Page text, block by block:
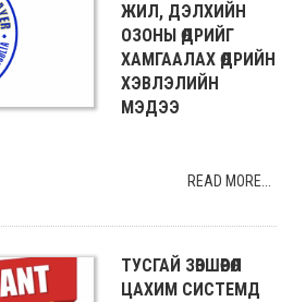
ЖИЛ, ДЭЛХИЙН
ОЗОНЫ ӨДРИЙГ
ХАМГААЛАХ ӨДРИЙН
ХЭВЛЭЛИЙН
МЭДЭЭ
READ MORE...
ТУСГАЙ ЗӨВШӨӨРӨЛ
ЦАХИМ СИСТЕМД